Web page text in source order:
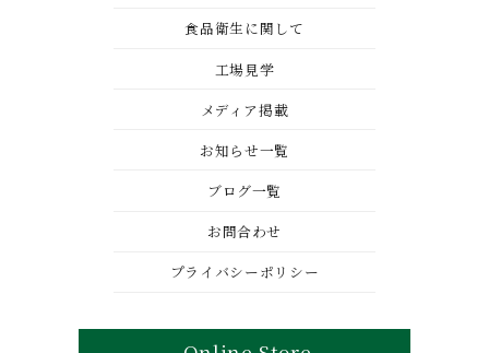
食品衛生に関して
工場見学
メディア掲載
お知らせ一覧
ブログ一覧
お問合わせ
プライバシーポリシー